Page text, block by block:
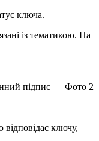
ключа.
із тематикою. На
ключу,